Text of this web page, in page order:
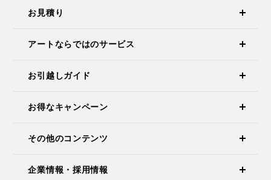
お見積り
アートならではのサービス
お引越しガイド
お得なキャンペーン
その他のコンテンツ
企業情報・採用情報